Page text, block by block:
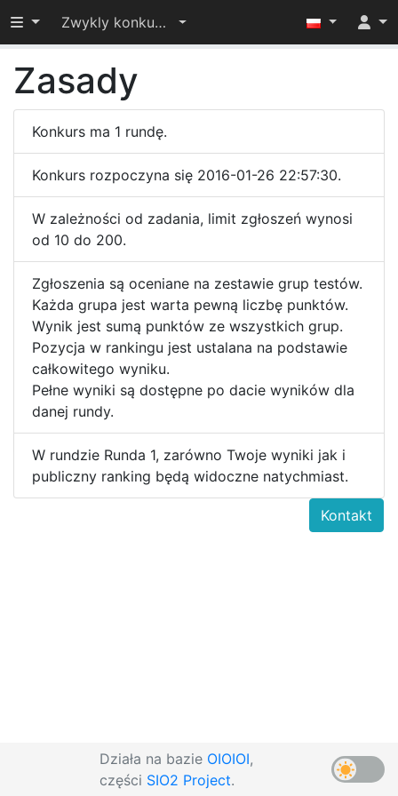
Przełącz widoczność menu
Zwykly konkursik
Zasady
Konkurs ma 1 rundę.
Konkurs rozpoczyna się 2016-01-26 22:57:30.
W zależności od zadania, limit zgłoszeń wynosi
od 10 do 200.
Zgłoszenia są oceniane na zestawie grup testów.
Każda grupa jest warta pewną liczbę punktów.
Wynik jest sumą punktów ze wszystkich grup.
Pozycja w rankingu jest ustalana na podstawie
całkowitego wyniku.
Pełne wyniki są dostępne po dacie wyników dla
danej rundy.
W rundzie Runda 1, zarówno Twoje wyniki jak i
publiczny ranking będą widoczne natychmiast.
Działa na bazie OIOIOI,
części SIO2 Project.
Kontakt